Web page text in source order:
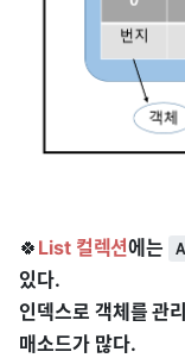
🍀 List 컬렉션에는
있다.
인덱스로 객체를 관
매소드가 많다.